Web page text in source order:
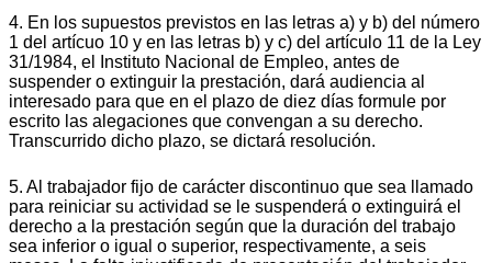
4. En los supuestos previstos en las letras a) y b) del número
1 del artícuo 10 y en las letras b) y c) del artículo 11 de la Ley
31/1984, el Instituto Nacional de Empleo, antes de
suspender o extinguir la prestación, dará audiencia al
interesado para que en el plazo de diez días formule por
escrito las alegaciones que convengan a su derecho.
Transcurrido dicho plazo, se dictará resolución.
5. Al trabajador fijo de carácter discontinuo que sea llamado
para reiniciar su actividad se le suspenderá o extinguirá el
derecho a la prestación según que la duración del trabajo
sea inferior o igual o superior, respectivamente, a seis